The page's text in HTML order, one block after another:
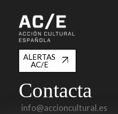
ALERTAS
AC/E
Contacta
info@accioncultural.es